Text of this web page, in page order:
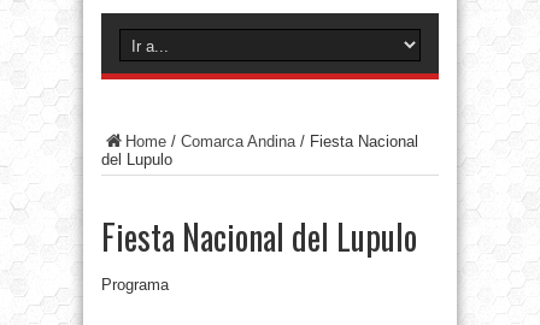
Home / Comarca Andina/ Fiesta Nacional
del Lupulo
Fiesta Nacional del Lupulo
Programa